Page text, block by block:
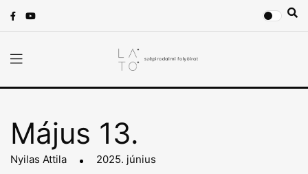
Május 13.
Nyilas Attila 2025. június